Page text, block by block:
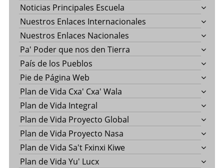
Noticias Principales Escuela
Nuestros Enlaces Internacionales
Nuestros Enlaces Nacionales
Pa' Poder que nos den Tierra
País de los Pueblos
Pie de Página Web
Plan de Vida Cxa' Cxa' Wala
Plan de Vida Integral
Plan de Vida Proyecto Global
Plan de Vida Proyecto Nasa
Plan de Vida Sa't Fxinxi Kiwe
Plan de Vida Yu' Lucx